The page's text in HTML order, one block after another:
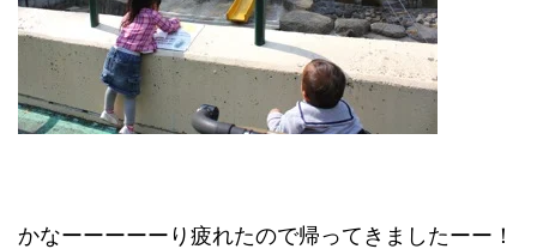
かなーーーーーり疲れたので帰ってきましたーー！